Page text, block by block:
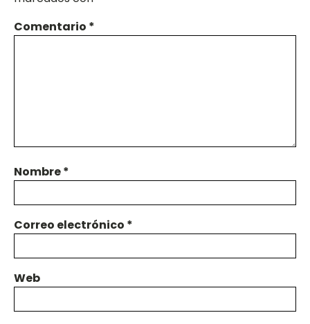
Comentario *
Nombre*
Correo electrónico *
Web